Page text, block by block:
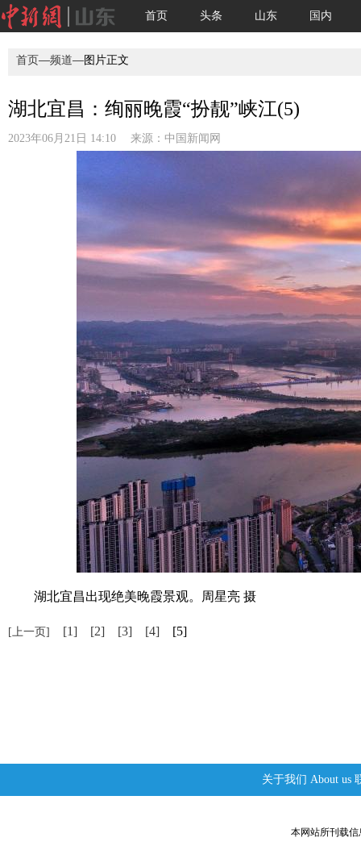
首页 头条 山东 国内
首页—频道—图片正文
湖北宜昌：绚丽晚霞“扮靓”峡江(5)
2023年06月21日 14:10 来源： 中国新闻网
湖北宜昌出现绝美晚霞景观。周星亮 摄
[上一页] [1] [2] [3] [4] [5]
关于我们 About us
本网站所刊载